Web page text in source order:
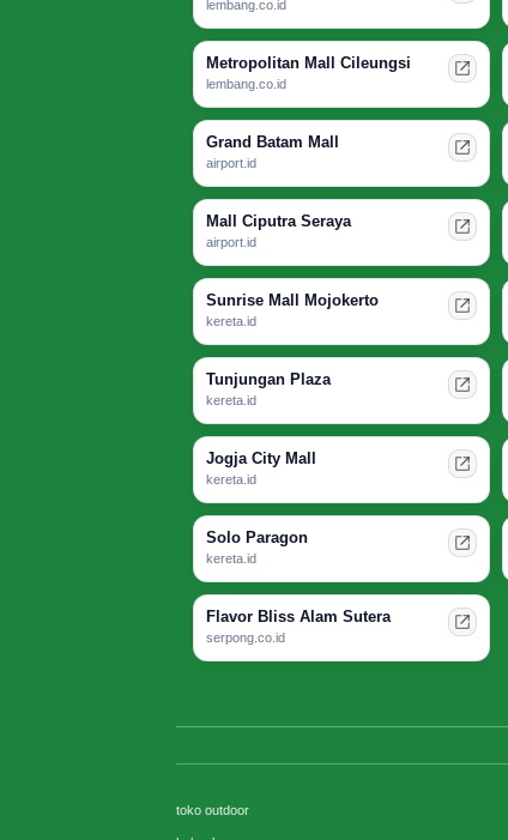
lembang.co.id
Metropolitan Mall Cileungsi
lembang.co.id
Grand Batam Mall
airport.id
Mall Ciputra Seraya
airport.id
Sunrise Mall Mojokerto
kereta.id
Tunjungan Plaza
kereta.id
Jogja City Mall
kereta.id
Solo Paragon
kereta.id
Flavor Bliss Alam Sutera
serpong.co.id
toko outdoor